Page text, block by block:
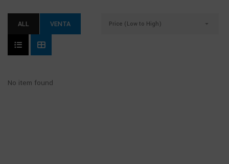
ALL VENTA Price (Low to High)
No item found